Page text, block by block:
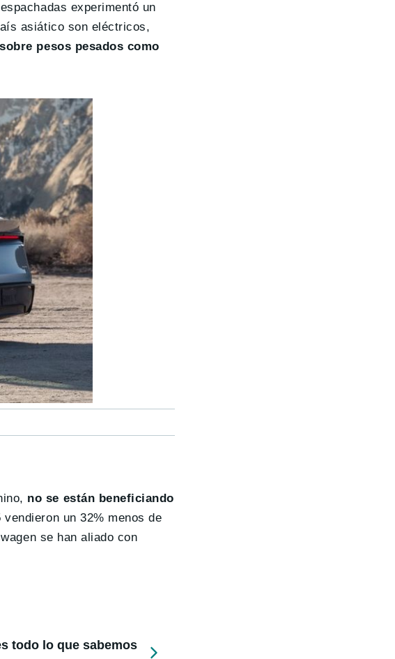
experimentó un
asiático son eléctricos,
pesos pesados como
no se están beneficiando
un 32% menos de
se han aliado con
todo lo que sabemos